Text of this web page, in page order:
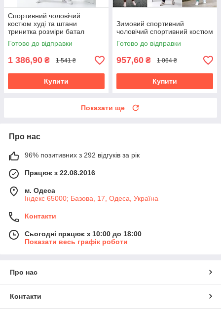
Спортивний чоловічий
костюм худі та штани
тринитка розміри батал
Готово до відправки
1 386,90 ₴ 1 541 ₴
Купити
Зимовий спортивний
чоловічий спортивний костюм
Готово до відправки
957,60 ₴ 1 064 ₴
Купити
Показати ще
Про нас
96% позитивних з 292 відгуків за рік
Працює з 22.08.2016
м. Одеса
Індекс 65000; Базова, 17, Одеса, Україна
Контакти
Сьогодні працює з 10:00 до 18:00
Показати весь графік роботи
Про нас
Контакти